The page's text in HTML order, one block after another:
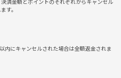
済金額とポイントのそれぞれからキャンセル
す。
内にキャンセルされた場合は全額返金されま